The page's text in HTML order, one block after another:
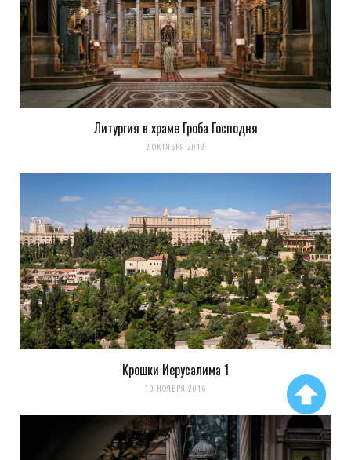
Оповещать о новых
комментариях. А можно простоподписаться на комментарии
Литургия в храме Гроба Господня
2 ОКТЯБРЯ 2013
Крошки Иерусалима 1
10 НОЯБРЯ 2016